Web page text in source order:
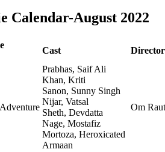
Calendar-August 2022
Cast Director
Prabhas, Saif Ali
Khan, Kriti
Sanon, Sunny Singh
Nijar, Vatsal
Sheth, Devdatta
Nage, Mostafiz
Mortoza, Heroxicated
Armaan
Om Raut